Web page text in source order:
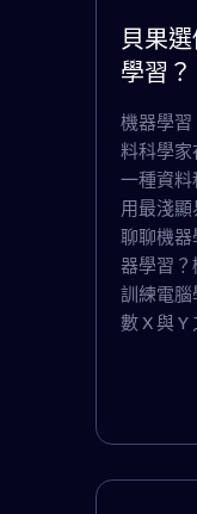
貝果
學習？
機器學
料科學家
一種資料
用最淺
聊聊機器
器學習？
訓練電腦
數 X 與 Y